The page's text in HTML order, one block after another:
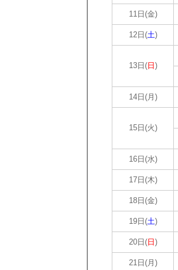
11日(金)
12日(土)
13日(日 )
14日(月)
15日(火)
16日(水)
17日(木)
18日(金)
19日(土)
20日(日 )
21日(月)